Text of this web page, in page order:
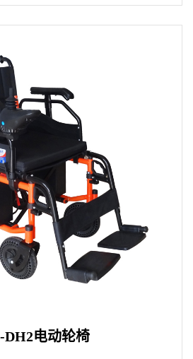
电动轮椅